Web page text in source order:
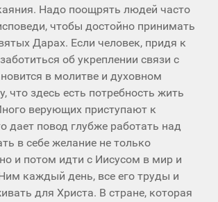
Надо поощрять людей часто
чтобы достойно принимать
Дарах. Если человек, придя к
об укреплении связи с
в молитве и духовном
что здесь есть потребность жить
верующих приступают к
дает повод глубже работать над
в себе желание не только
и потом идти с Иисусом в мир и
каждый день, все его труды и
для Христа. В стране, которая